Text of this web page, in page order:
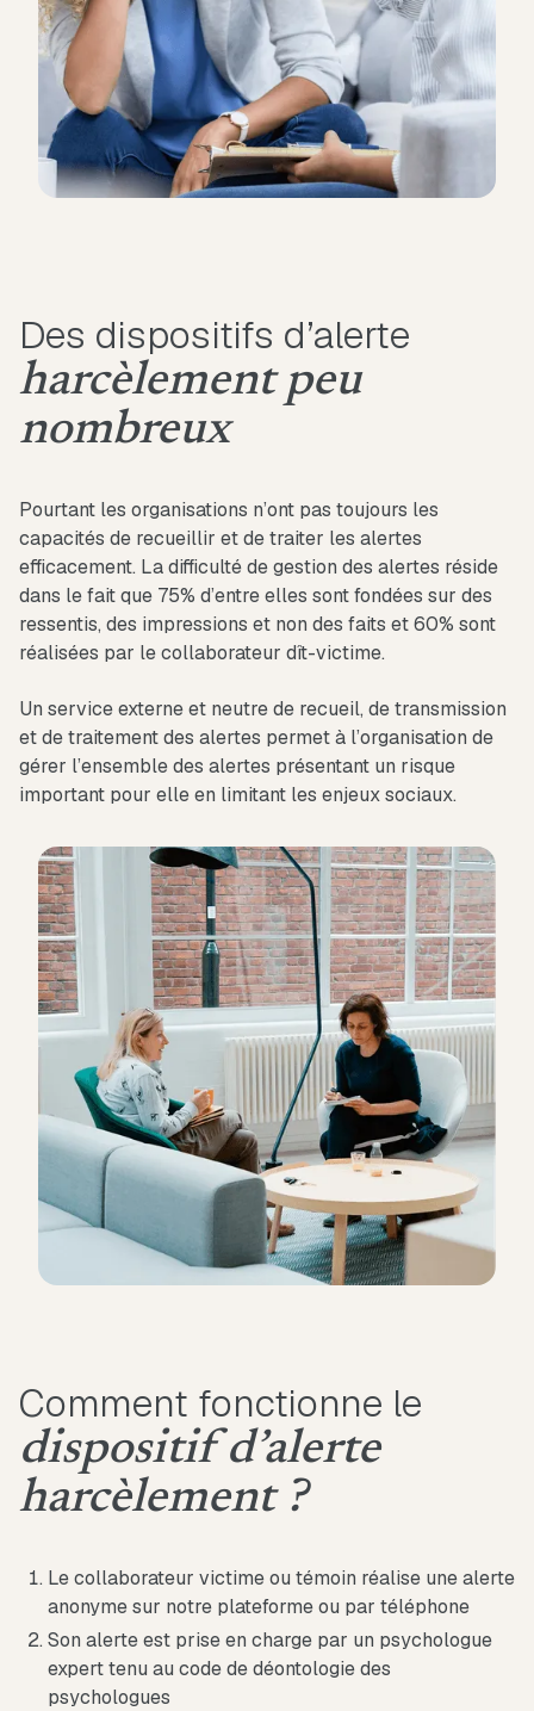
Des dispositifs d’alerte
harcèlement peu
nombreux
Pourtant les organisations n’ont pas toujours les
capacités de recueillir et de traiter les alertes
efficacement. La difficulté de gestion des alertes réside
dans le fait que 75% d’entre elles sont fondées sur des
ressentis, des impressions et non des faits et 60% sont
réalisées par le collaborateur dît-victime.
Un service externe et neutre de recueil, de transmission
et de traitement des alertes permet à l’organisation de
gérer l’ensemble des alertes présentant un risque
important pour elle en limitant les enjeux sociaux.
Comment fonctionne le
dispositif d’alerte
harcèlement ?
Le collaborateur victime ou témoin réalise une alerte
anonyme sur notre plateforme ou par téléphone
Son alerte est prise en charge par un psychologue
expert tenu au code de déontologie des
psychologues